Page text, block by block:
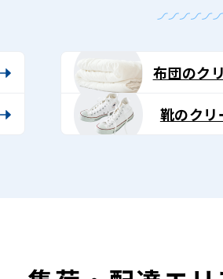
布団のク
靴のク